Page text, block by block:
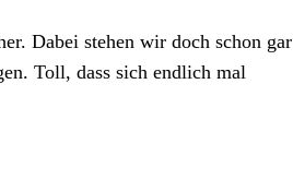
Dabei stehen wir doch schon gar
Toll, dass sich endlich mal